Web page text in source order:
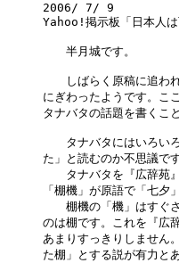
2006/ 7/ 9
Yahoo!掲示板「日本人
半月城です。
しばらく原稿に追われ
にぎわったようです。こ
タナバタの話題を書くこ
タナバタにはいろいろ
た」と読むのか不思議です
タナバタを『広辞苑』
「棚機」が原語で「七夕
棚機の「機」はすぐさ
のは棚です。これを『広
あまりすっきりしません
た棚」とする説が有力と